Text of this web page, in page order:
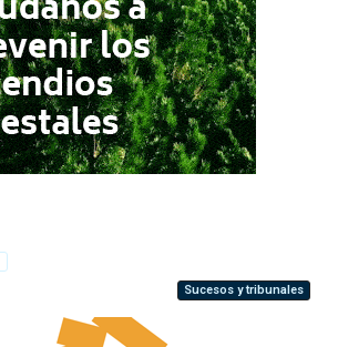
Sucesos y tribunales